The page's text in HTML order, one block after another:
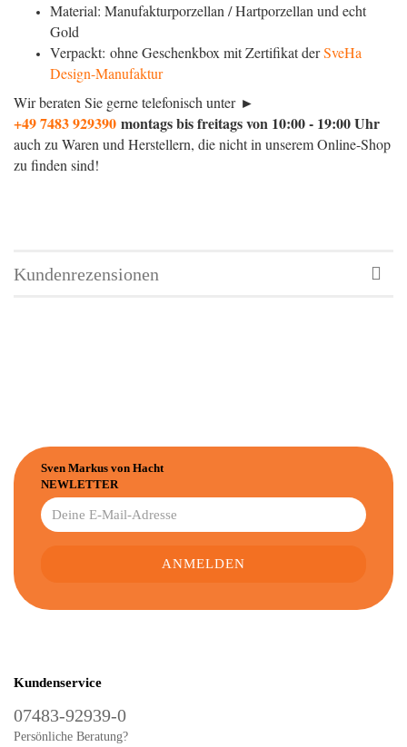
Material: Manufakturporzellan / Hartporzellan und echt
Gold
Verpackt: ohne Geschenkbox mit Zertifikat derSveHa
Design-Manufaktur
Wir beraten Sie gerne telefonisch unter ►
+49 7483 929390 montags bis freitags von 10:00 - 19:00 Uhr
auch zu Waren und Herstellern, die nicht in unserem Online-Shop
zu finden sind!
Kundenrezensionen
Sven Markus von Hacht
NEWLETTER
Kundenservice
07483-92939-0
Persönliche Beratung?